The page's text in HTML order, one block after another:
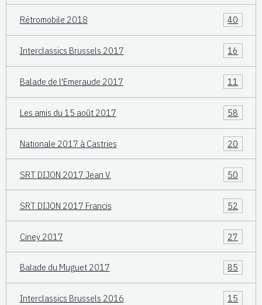
Rétromobile 2018 40
Interclassics Brussels 2017 16
Balade de l'Emeraude 2017 11
Les amis du 15 août 2017 58
Nationale 2017 à Castries 20
SRT DIJON 2017 Jean V. 50
SRT DIJON 2017 Francis 52
Ciney 2017 27
Balade du Muguet 2017 85
Interclassics Brussels 2016 15